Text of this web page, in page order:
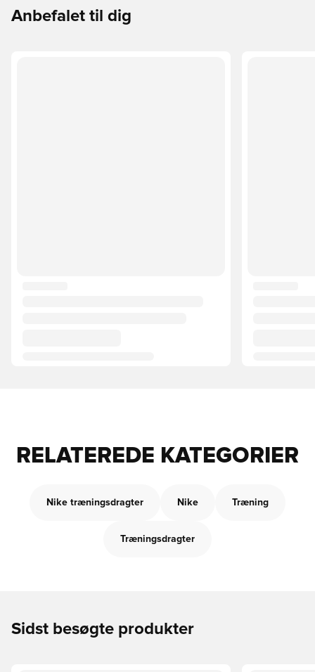
Anbefalet til dig
RELATEREDE KATEGORIER
Nike træningsdragter Nike Træning
Træningsdragter
Sidst besøgte produkter